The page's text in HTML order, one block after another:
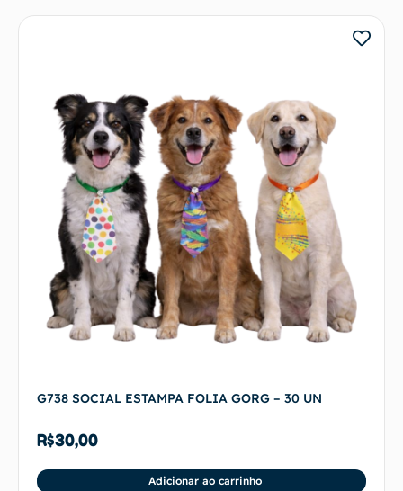
G738 SOCIAL ESTAMPA FOLIA GORG – 30 UN
R$30,00
Adicionar ao carrinho